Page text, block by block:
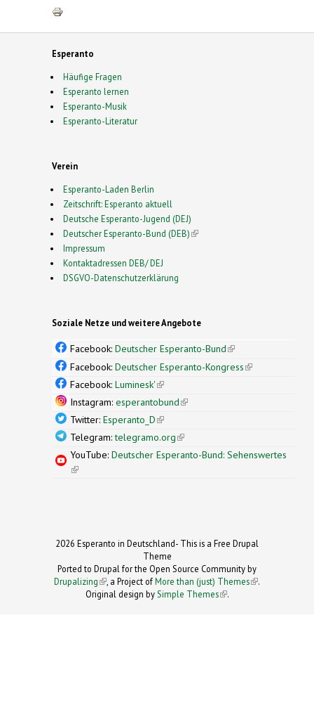
Esperanto
Häufige Fragen
Esperanto lernen
Esperanto-Musik
Esperanto-Literatur
Verein
Esperanto-Laden Berlin
Zeitschrift: Esperanto aktuell
Deutsche Esperanto-Jugend (DEJ)
Deutscher Esperanto-Bund (DEB)(link is external)
Impressum
Kontaktadressen DEB/ DEJ
DSGVO-Datenschutzerklärung
Soziale Netze und weitere Angebote
Facebook: Deutscher Esperanto-Bund(link is
external)
Facebook: Deutscher Esperanto-Kongress(link is
Facebook: Luminesk'(link is external)
Instagram: esperantobund(link is external)
Twitter: Esperanto_D(link is external)
Telegram:telegramo.org(link is external)
YouTube: Deutscher Esperanto-Bund: Sehenswertes
(link is external)
2026 Esperanto in Deutschland- This is a Free Drupal
Theme
Ported to Drupal for the Open Source Community by
Drupalizing(link is external)
, a Project ofMore than (just) Themes (link is
.
Original design bySimple Themes
(link is
.